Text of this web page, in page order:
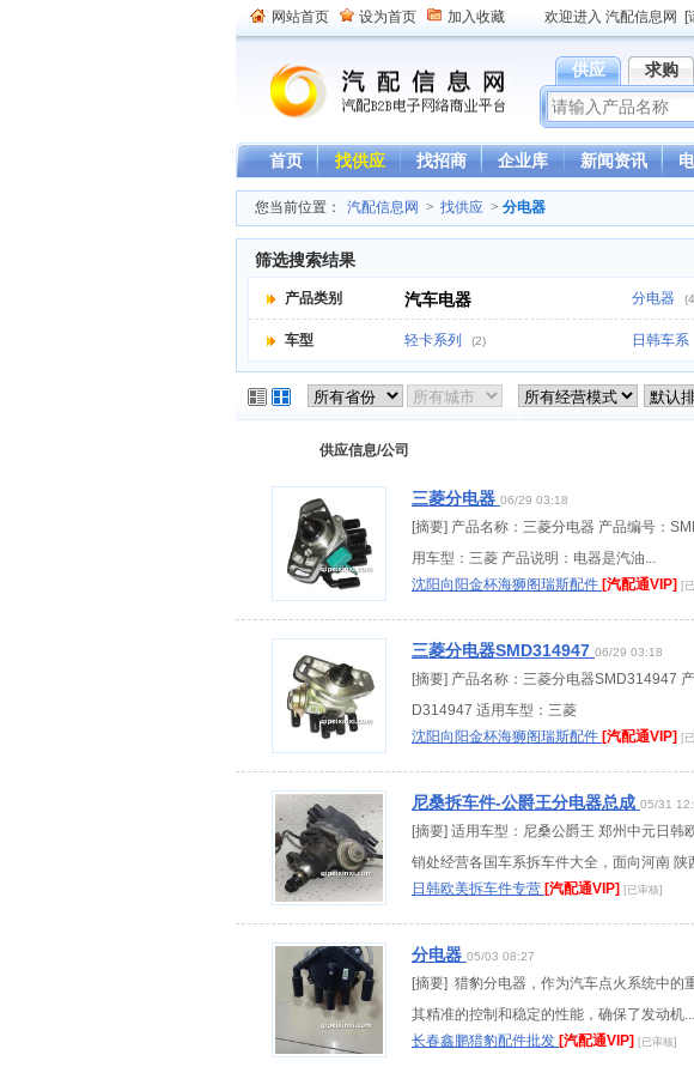
网站首页 设为首页 加入收藏 欢迎进入 汽配信息网 [
供应 求购
首页 找供应 找招商 企业库 新闻资讯
您当前位置： 汽配信息网 > 找供应 > 分电器
筛选搜索结果
产品类别 汽车电器 分电器
车型 轻卡系列 (2) 日韩车系
供应信息/公司
三菱分电器 06/29 03:18
[摘要] 产品名称：三菱分电器 产品编号：
用车型：三菱 产品说明：电器是汽油...
沈阳向阳金杯海狮阁瑞斯配件 [汽配通VIP] [
三菱分电器SMD314947 06/29 03:18
[摘要] 产品名称：三菱分电器SMD314947
D314947 适用车型：三菱
沈阳向阳金杯海狮阁瑞斯配件 [汽配通VIP] [
尼桑拆车件-公爵王分电器总成 05/31
[摘要] 适用车型：尼桑公爵王 郑州中元日韩
销处经营各国车系拆车件大全，面向河南 陕
日韩欧美拆车件专营 [汽配通VIP] [已审核]
分电器 05/03 08:27
[摘要] 猎豹分电器，作为汽车点火系统中的
其精准的控制和稳定的性能，确保了发动机...
长春鑫鹏猎豹配件批发 [汽配通VIP] [已审核]